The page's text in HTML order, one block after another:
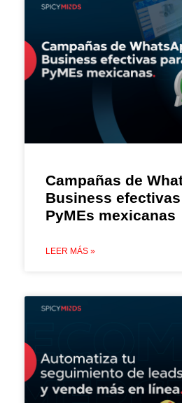
Campañas de
Business
PyMEs mexicanas
LEER MÁS »